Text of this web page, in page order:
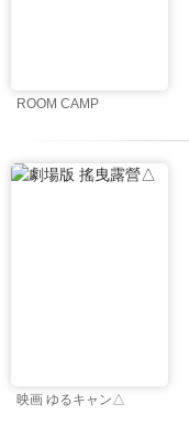
ROOM CAMP
映画 ゆるキャン△